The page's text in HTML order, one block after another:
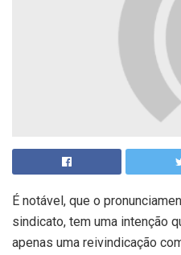
É notável, que o
sindicato, tem uma intenção
apenas uma reivindicação